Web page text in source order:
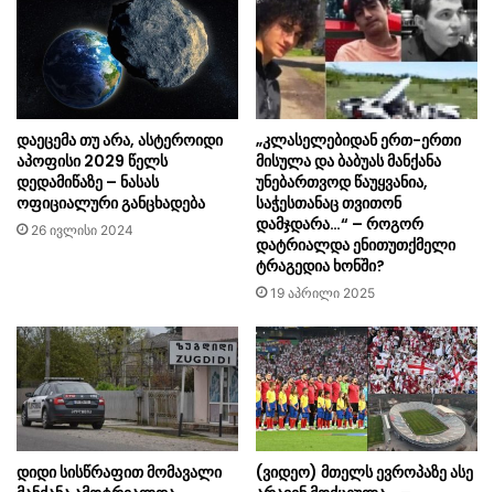
დაეცემა თუ არა, ასტეროიდი
აპოფისი 2029 წელს
დედამიწაზე – ნასას
ოფიციალური განცხადება
26 ივლისი 2024
„კლასელებიდან ერთ-ერთი
მისულა და ბაბუას მანქანა
უნებართვოდ წაუყვანია,
საჭესთანაც თვითონ
დამჯდარა…“ – როგორ
დატრიალდა ენითუთქმელი
ტრაგედია ხონში?
19 აპრილი 2025
დიდი სისწრაფით მომავალი
(ვიდეო) მთელს ევროპაზე ასე